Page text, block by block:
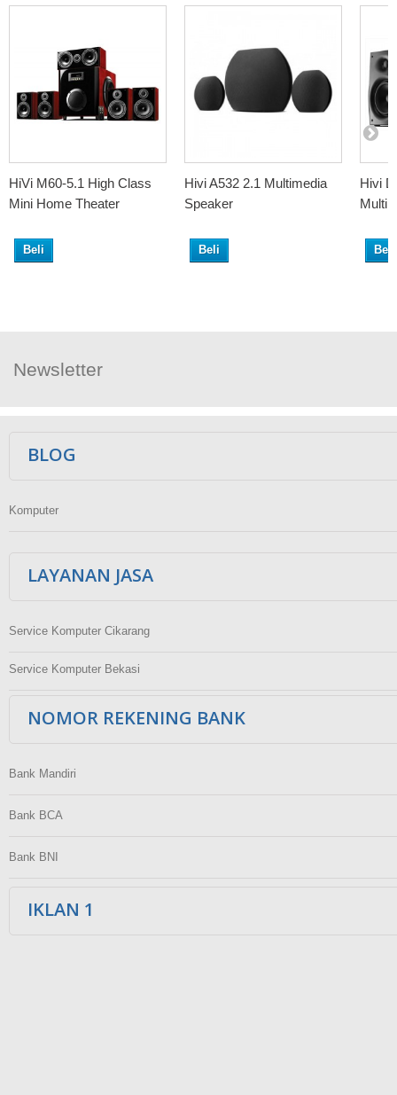
HiVi M60-5.1 High Class
Mini Home Theater
Beli
Hivi A532 2.1 Multimedia
Speaker
Beli
Hivi
Beli
Newsletter
BLOG
Komputer
LAYANAN JASA
Service Komputer Cikarang
Service Komputer Bekasi
NOMOR REKENING BANK
Bank Mandiri
Bank BCA
Bank BNI
IKLAN 1